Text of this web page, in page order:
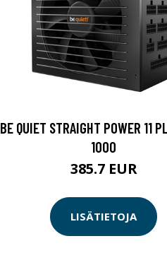
BE QUIET STRAIGHT POWER 11
1000
385.7 EUR
LISÄTIETOJA